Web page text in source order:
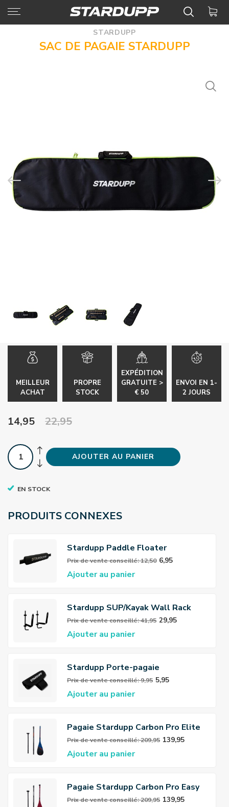
STARDUPP
SAC DE PAGAIE STARDUPP
MEILLEUR
ACHAT
PROPRE
STOCK
EXPÉDITION
GRATUITE >
€ 50
ENVOI EN 1-
2 JOURS
14,95 22,95
AJOUTER AU PANIER
EN STOCK
PRODUITS CONNEXES
Stardupp Paddle Floater
Prix ​​de vente conseillé: 12,50 6,95
Ajouter au panier
Stardupp SUP/Kayak Wall Rack
Prix ​​de vente conseillé: 41,95 29,95
Ajouter au panier
Stardupp Porte-pagaie
Prix ​​de vente conseillé: 9,95 5,95
Ajouter au panier
Pagaie Stardupp Carbon Pro Elite
Prix ​​de vente conseillé: 209,95 139,95
Ajouter au panier
Pagaie Stardupp Carbon Pro Easy
Prix ​​de vente conseillé: 209,95 139,95